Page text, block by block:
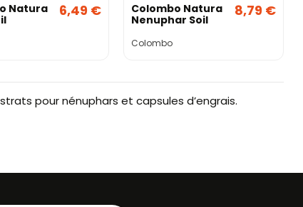
Natura
6,49 €
Colombo Natura
Nenuphar Soil
Colombo
8,79 €
pour nénuphars et capsules d’engrais.